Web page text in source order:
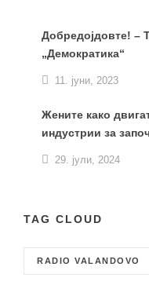
Добредојдовте! –
„Демократика“
11. јуни, 2023
Жените како
индустрии за
29. јули, 2024
TAG CLOUD
RADIO VALANDOVO